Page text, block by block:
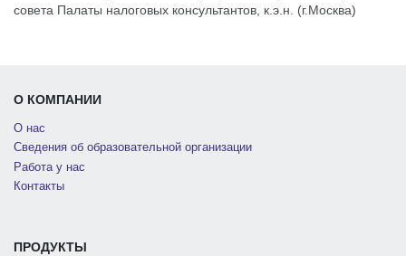
совета Палаты налоговых консультантов, к.э.н. (г.Москва)
О КОМПАНИИ
О нас
Сведения об образовательной организации
Работа у нас
Контакты
ПРОДУКТЫ